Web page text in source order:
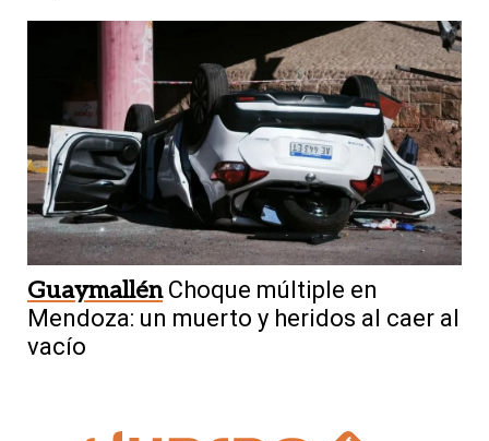
Guaymallén Choque múltiple en
Mendoza: un muerto y heridos al caer al
vacío